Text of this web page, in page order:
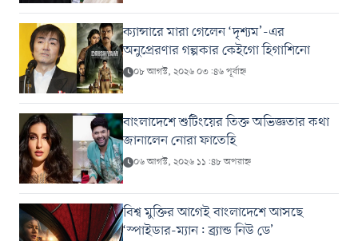
ক্যান্সারে মারা গেলেন ‘দৃশ্যম’-এর
অনুপ্রেরণার গল্পকার কেইগো হিগাশিনো
০৮ আগস্ট, ২০২৬ ০৩:৪৬ পূর্বাহ্ন
বাংলাদেশে শুটিংয়ের তিক্ত অভিজ্ঞতার কথা
জানালেন নোরা ফাতেহি
০৬ আগস্ট, ২০২৬ ১১:৪৮ অপরাহ্ন
বিশ্ব মুক্তির আগেই বাংলাদেশে আসছে
‘স্পাইডার-ম্যান: ব্র্যান্ড নিউ ডে’